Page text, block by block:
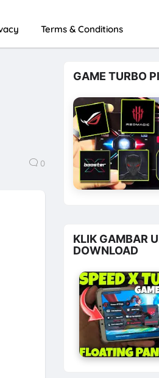
Terms & Conditions
0
GAME TURBO
KLIK GAMBAR
DOWNLOAD